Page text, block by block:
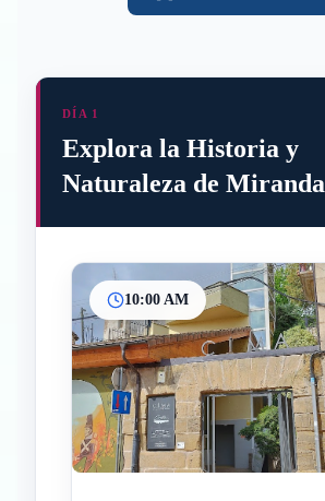
DÍA 1
Explora la Historia y
Naturaleza de Miranda
10:00 AM